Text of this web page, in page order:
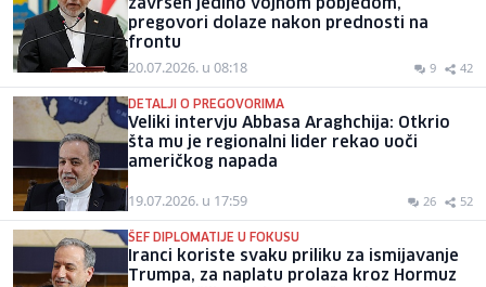
završen jedino vojnom pobjedom,
pregovori dolaze nakon prednosti na
frontu
20.07.2026. u 08:18 9 42
DETALJI O PREGOVORIMA
Veliki intervju Abbasa Araghchija: Otkrio
šta mu je regionalni lider rekao uoči
američkog napada
19.07.2026. u 17:59 26 52
ŠEF DIPLOMATIJE U FOKUSU
Iranci koriste svaku priliku za ismijavanje
Trumpa, za naplatu prolaza kroz Hormuz